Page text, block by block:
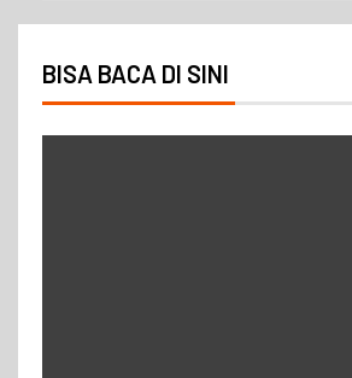
BISA BACA DI SINI